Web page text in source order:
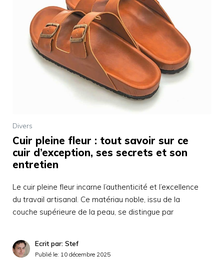
Divers
Cuir pleine fleur : tout savoir sur ce
cuir d’exception, ses secrets et son
entretien
Le cuir pleine fleur incarne l’authenticité et l’excellence
du travail artisanal. Ce matériau noble, issu de la
couche supérieure de la peau, se distingue par
Ecrit par: Stef
Publié le: 10 décembre 2025